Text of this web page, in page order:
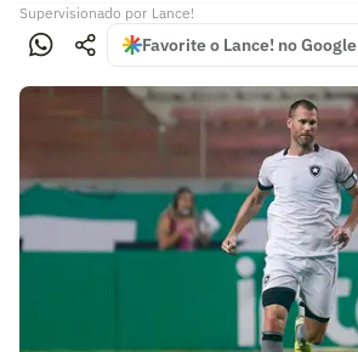
Supervisionado por Lance!
Favorite o Lance! no Google